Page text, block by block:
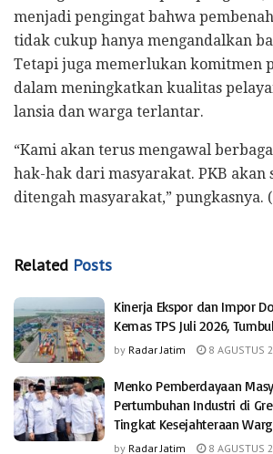
menjadi pengingat bahwa
tidak cukup hanya mengandalkan
Tetapi juga memerlukan komitmen
dalam meningkatkan kualitas
lansia dan warga terlantar.
“Kami akan terus mengawal
hak-hak dari masyarakat. PKB akan
ditengah masyarakat,” pungkasnya. (
Related Posts
Kinerja Ekspor dan Impor
Kemas TPS Juli 2026,
by Radar Jatim 8 AGUSTUS
Menko Pemberdayaan
Pertumbuhan Industri di
Tingkat Kesejahteraan
by Radar Jatim 8 AGUSTUS